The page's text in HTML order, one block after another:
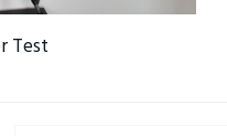
Test